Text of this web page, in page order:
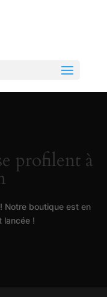
profilent à
Notre boutique est en
lancée !